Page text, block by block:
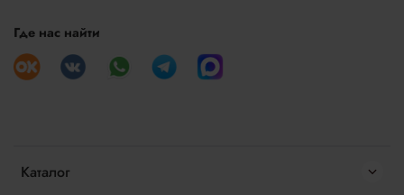
Каталог
Где нас найти